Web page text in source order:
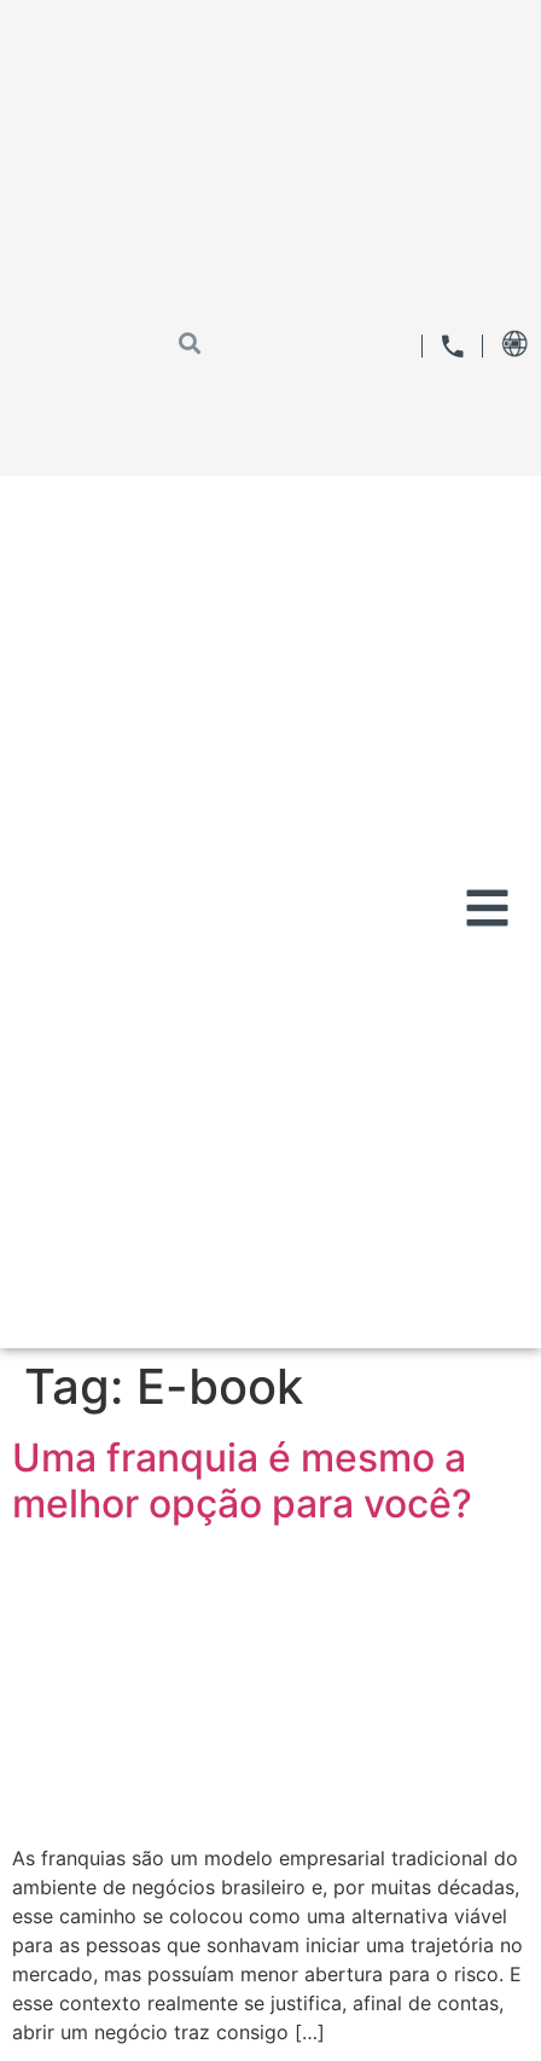
Tag: E-book
Uma franquia é mesmo a
melhor opção para você?
As franquias são um modelo empresarial tradicional do
ambiente de negócios brasileiro e, por muitas décadas,
esse caminho se colocou como uma alternativa viável
para as pessoas que sonhavam iniciar uma trajetória no
mercado, mas possuíam menor abertura para o risco. E
esse contexto realmente se justifica, afinal de contas,
abrir um negócio traz consigo […]